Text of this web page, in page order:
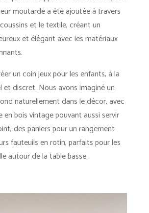
moutarde a été ajoutée à travers
et le textile, créant un
et élégant avec les matériaux
un coin jeux pour les enfants, à la
discret. Nous avons imaginé un
naturellement dans le décor, avec
bois vintage pouvant aussi servir
des paniers pour un rangement
fauteuils en rotin, parfaits pour les
autour de la table basse.